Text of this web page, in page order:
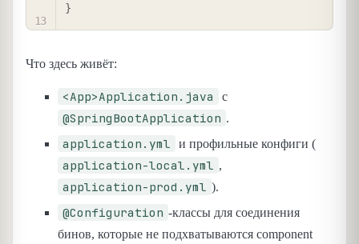
}
Что здесь живёт:
<App>Application.java с
@SpringBootApplication .
application.yml и профильные конфиги (
application-local.yml ,
application-prod.yml ).
@Configuration -классы для соединения
бинов, которые не подхватываются component